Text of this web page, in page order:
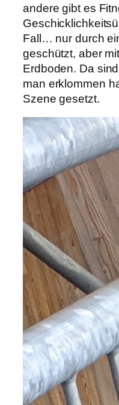
andere gibt es
Fall… nur durch
geschützt, aber
Erdboden. Da
man erklommen
Szene gesetzt.